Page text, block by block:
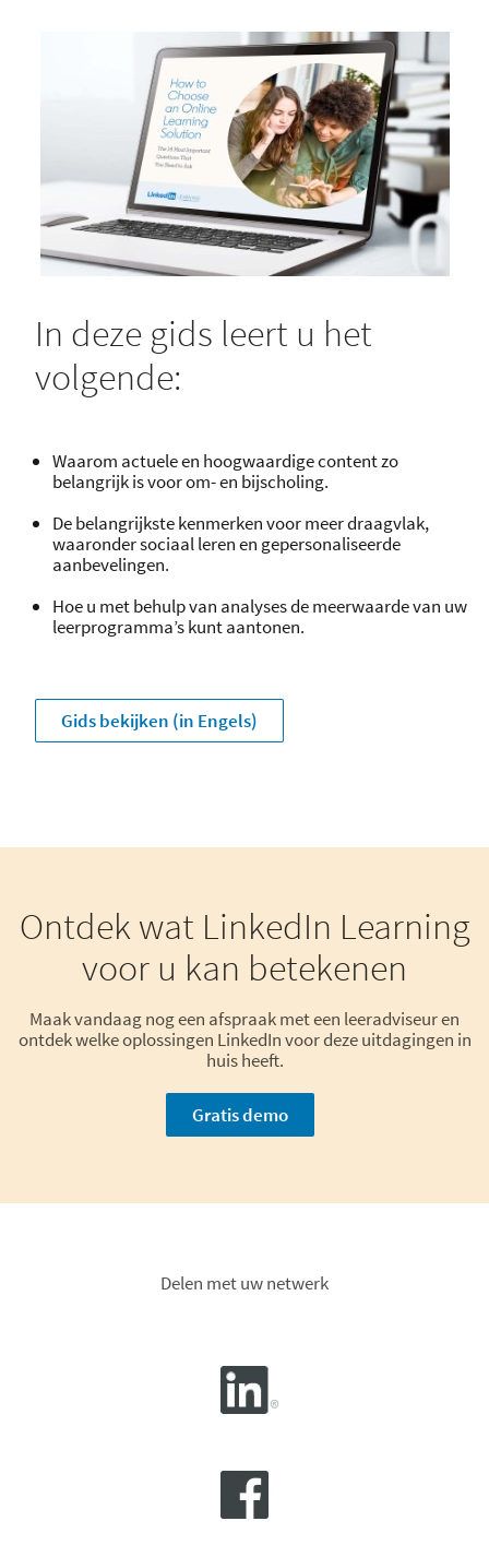
In deze gids leert u het
volgende:
Waarom actuele en hoogwaardige content zo
belangrijk is voor om- en bijscholing.
De belangrijkste kenmerken voor meer draagvlak,
waaronder sociaal leren en gepersonaliseerde
aanbevelingen.
Hoe u met behulp van analyses de meerwaarde van uw
leerprogramma’s kunt aantonen.
Gids bekijken (in Engels)
Ontdek wat LinkedIn Learning
voor u kan betekenen
Maak vandaag nog een afspraak met een leeradviseur en
ontdek welke oplossingen LinkedIn voor deze uitdagingen in
huis heeft.
Gratis demo
Delen met uw netwerk